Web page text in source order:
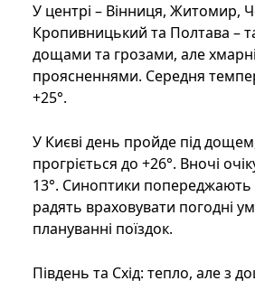
У центрі – Вінниця, Житомир,
Кропивницький та Полтава –
дощами та грозами, але
проясненнями. Середня
+25°.
У Києві день пройде під
прогріється до +26°. Вночі
13°. Синоптики попереджають
радять враховувати погодні
плануванні поїздок.
Південь та Схід: тепло, але з